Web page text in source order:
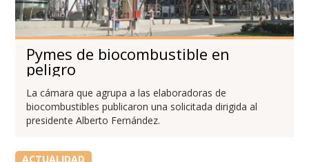
Pymes de biocombustible en
peligro
La cámara que agrupa a las elaboradoras de
biocombustibles publicaron una solicitada dirigida al
presidente Alberto Fernández.
ACTUALIDAD